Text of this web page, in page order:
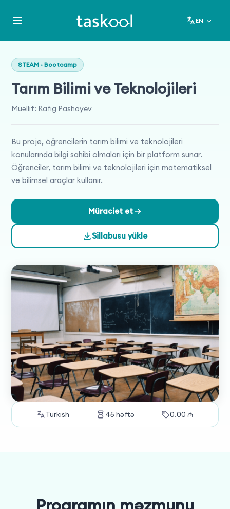
EN
STEAM · Bootcamp
Tarım Bilimi ve Teknolojileri
Müəllif: Rafig Pashayev
Bu proje, öğrencilerin tarım bilimi ve teknolojileri
konularında bilgi sahibi olmaları için bir platform sunar.
Öğrenciler, tarım bilimi ve teknolojileri için matematiksel
ve bilimsel araçlar kullanır.
Müraciət et
Sillabusu yüklə
Turkish 45 həftə 0.00 ₼